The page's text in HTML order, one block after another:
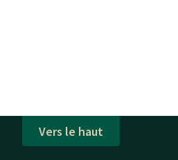
Vers le haut